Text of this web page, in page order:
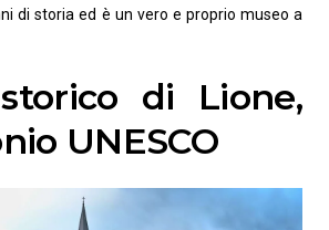
di storia ed è un vero e proprio museo a
di Lione,
UNESCO